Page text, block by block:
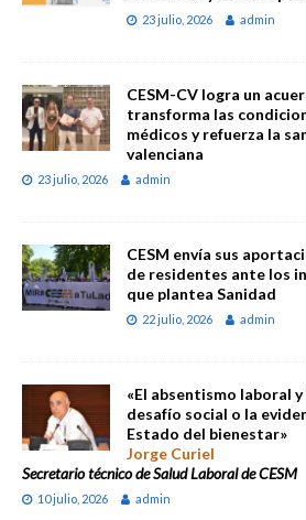
23 julio, 2026 admin
CESM-CV logra un
transforma las
médicos y refuerza la
valenciana
23 julio, 2026 admin
CESM envía sus
de residentes ante los
que plantea Sanidad
22 julio, 2026 admin
«El absentismo laboral
desafío social o la
Estado del bienestar»
Jorge Curiel
Secretario técnico de Salud Laboral de CESM
10 julio, 2026 admin